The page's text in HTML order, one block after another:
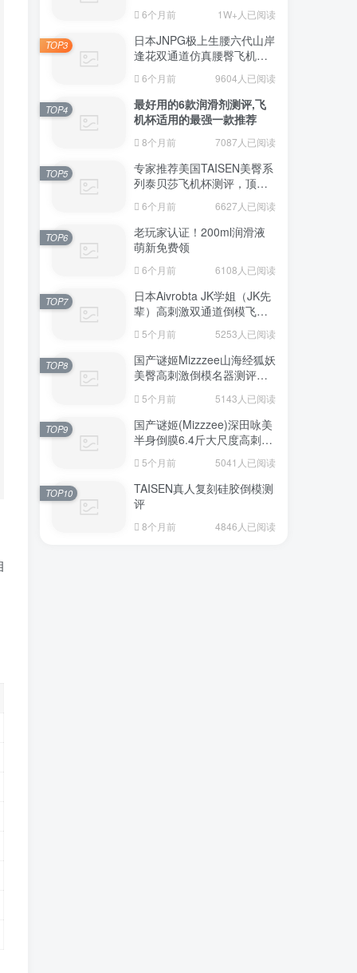
6个月前 1W+人已阅读
日本JNPG极上生腰六代山岸
逢花双通道仿真腰臀飞机杯
致真实感的资深玩家
6个月前 9604人已阅读
TOP3
最好用的6款润滑剂测评,飞
机杯适用的最强一款推荐
8个月前 7087人已阅读
TOP4
专家推荐美国TAISEN美臀系
列泰贝莎飞机杯测评，顶级
品质带来极致享受!
6个月前 6627人已阅读
TOP5
老玩家认证！200ml润滑液
萌新免费领
6个月前 6108人已阅读
TOP6
日本Aivrobta JK学姐（JK先
辈）高刺激双通道倒模飞机
杯深度测评报告
5个月前 5253人已阅读
TOP7
国产谜姬Mizzzee山海经狐妖
美臀高刺激倒模名器测评报
5个月前 5143人已阅读
TOP8
国产谜姬(Mizzzee)深田咏美
半身倒膜6.4斤大尺度高刺激
5个月前 5041人已阅读
TOP9
TAISEN真人复刻硅胶倒模测
评
8个月前 4846人已阅读
TOP10